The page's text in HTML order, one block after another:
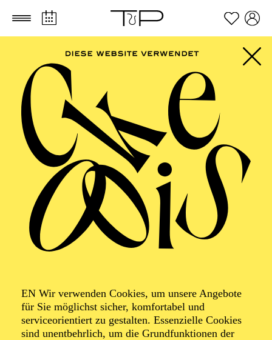
Zum Hauptinhalt springen Zum Footer springen
EN Wir verwenden Cookies, um unsere Angebote
für Sie möglichst sicher, komfortabel und
serviceorientiert zu gestalten. Essenzielle Cookies
sind unentbehrlich, um die Grundfunktionen der
FILTER
SEPTEMBER 2026
PHILHARMONIE ESSEN
Friday
04.09.2026
20:00 - 23:00
Alfried Krupp Saal
Organiser: Theater-, Konzert- u. Gastspieldirektion OTTO
HOFNER GMBH
TICKETS